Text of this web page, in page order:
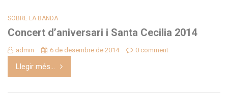
SOBRE LA BANDA
Concert d’aniversari i Santa Cecilia 2014
admin 6 de desembre de 2014 0 comment
Llegir més...